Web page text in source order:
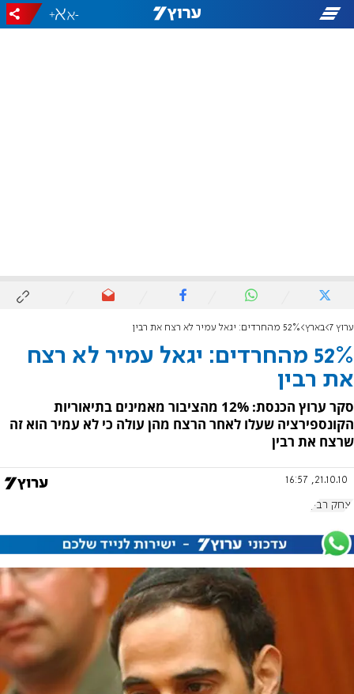
-
+
ערוץ 7 בארץ 52% מהחרדים: יגאל עמיר לא רצח את רבין
52% מהחרדים: יגאל עמיר לא רצח
את רבין
סקר ערוץ הכנסת: 12% מהציבור מאמינים בתיאוריות
הקונספירציה שעלו לאחר הרצח מהן עולה כי לא עמיר הוא זה
שרצח את רבין
21.10.10, 16:57
יצחק רבין